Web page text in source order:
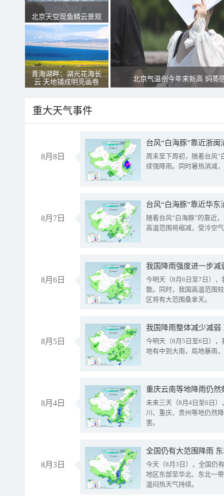
北京天空现鱼鳞云景观
青海湖畔：湖光花海长
云 天地铺成明亮画卷
北京气温创今年来新高 焖蒸
重大天气事件
8月8日
台风“白海豚”靠近浙
周末至下周初，随着台风“
续强降雨。同时暑热消减
8月7日
台风“白海豚”靠近华
随着台风“白海豚”的靠近
高温范围将缩减，受冷空
8月6日
今明天（8月6日至7日）
散。同时，我国高温范围
区将有大范围桑拿天。
8月5日
我国降雨整体减少减弱
今明天（8月5日至6日）
地有中到大雨，局地暴雨
8月4日
重庆云南等地降雨仍然
未来三天（8月4日至6日
川、重庆、贵州等地仍然
害。
8月3日
全国仍有大范围降雨
今天（8月3日），全国仍
地区东部至华北、东北一
温闷热天气持续。